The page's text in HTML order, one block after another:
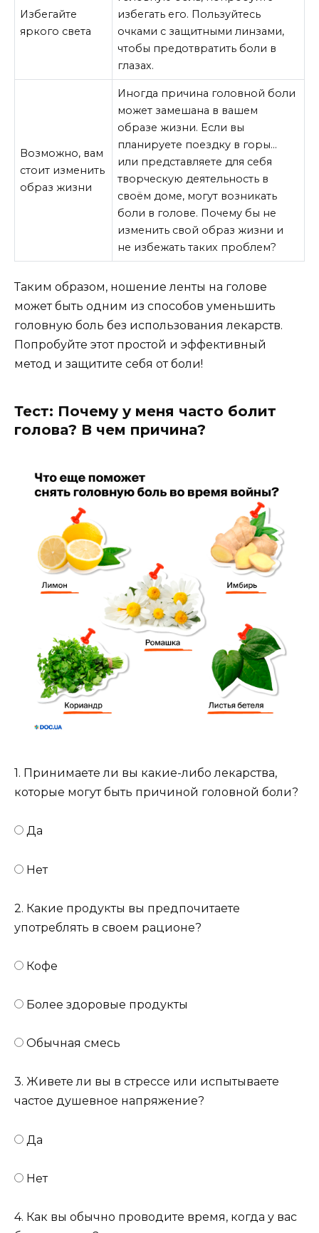
Избегайте
яркого света
избегать его. Пользуйтесь
очками с защитными линзами,
чтобы предотвратить боли в
глазах.
Возможно, вам
стоит изменить
образ жизни
Иногда причина головной боли
может замешана в вашем
образе жизни. Если вы
планируете поездку в горы…
или представляете для себя
творческую деятельность в
своём доме, могут возникать
боли в голове. Почему бы не
изменить свой образ жизни и
не избежать таких проблем?
Таким образом, ношение ленты на голове
может быть одним из способов уменьшить
головную боль без использования лекарств.
Попробуйте этот простой и эффективный
метод и защитите себя от боли!
Тест: Почему у меня часто болит
голова? В чем причина?
1. Принимаете ли вы какие-либо лекарства,
которые могут быть причиной головной боли?
Да
Нет
2. Какие продукты вы предпочитаете
употреблять в своем рационе?
Кофе
Более здоровые продукты
Обычная смесь
3. Живете ли вы в стрессе или испытываете
частое душевное напряжение?
Да
Нет
4. Как вы обычно проводите время, когда у вас